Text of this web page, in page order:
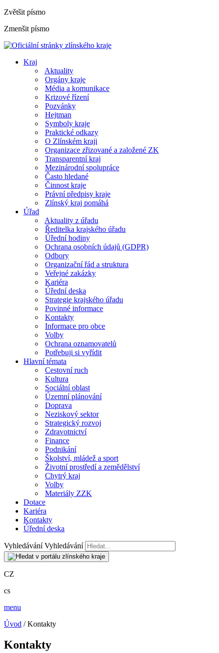
Zvětšit písmo
Zmenšit písmo
Kraj
Aktuality
Orgány kraje
Média a komunikace
Krizové řízení
Pozvánky
Hejtman
Symboly kraje
Praktické odkazy
O Zlínském kraji
Organizace zřizované a založené ZK
Transparentní kraj
Mezinárodní spolupráce
Často hledané
Činnost kraje
Právní předpisy kraje
Zlínský kraj pomáhá
Úřad
Aktuality z úřadu
Ředitelka krajského úřadu
Úřední hodiny
Ochrana osobních údajů (GDPR)
Odbory
Organizační řád a struktura
Veřejné zakázky
Kariéra
Úřední deska
Strategie krajského úřadu
Povinné informace
Kontakty
Informace pro obce
Volby
Ochrana oznamovatelů
Potřebuji si vyřídit
Hlavní témata
Cestovní ruch
Kultura
Sociální oblast
Územní plánování
Doprava
Neziskový sektor
Strategický rozvoj
Zdravotnictví
Finance
Podnikání
Školství, mládež a sport
Životní prostředí a zemědělství
Chytrý kraj
Volby
Materiály ZZK
Dotace
Kariéra
Kontakty
Úřední deska
Vyhledávání Vyhledávání
CZ
cs
menu
Úvod / Kontakty
Kontakty